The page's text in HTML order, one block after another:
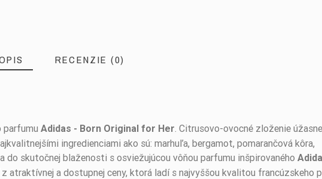
RECENZIE (0)
parfumuAdidas - Born Original for Her. Citrusovo-ovocné zloženie úžasne
ingredienciami ako sú: marhuľa, bergamot, pomarančová kôra,
do skutočnej blaženosti s osviežujúcou vôňou parfumu inšpirovaného
atraktívnej a dostupnej ceny, ktorá ladí s najvyššou kvalitou francúzskeho